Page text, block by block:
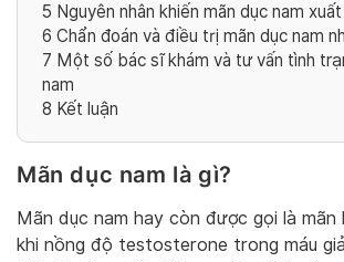
5 Nguyên nhân khiến mãn dục nam
6 Chẩn đoán và điều trị mãn dục nam
7 Một số bác sĩ khám và tư vấn tình
nam
8 Kết luận
Mãn dục nam là gì?
Mãn dục nam hay còn được gọi là mãn
khi nồng độ testosterone trong máu